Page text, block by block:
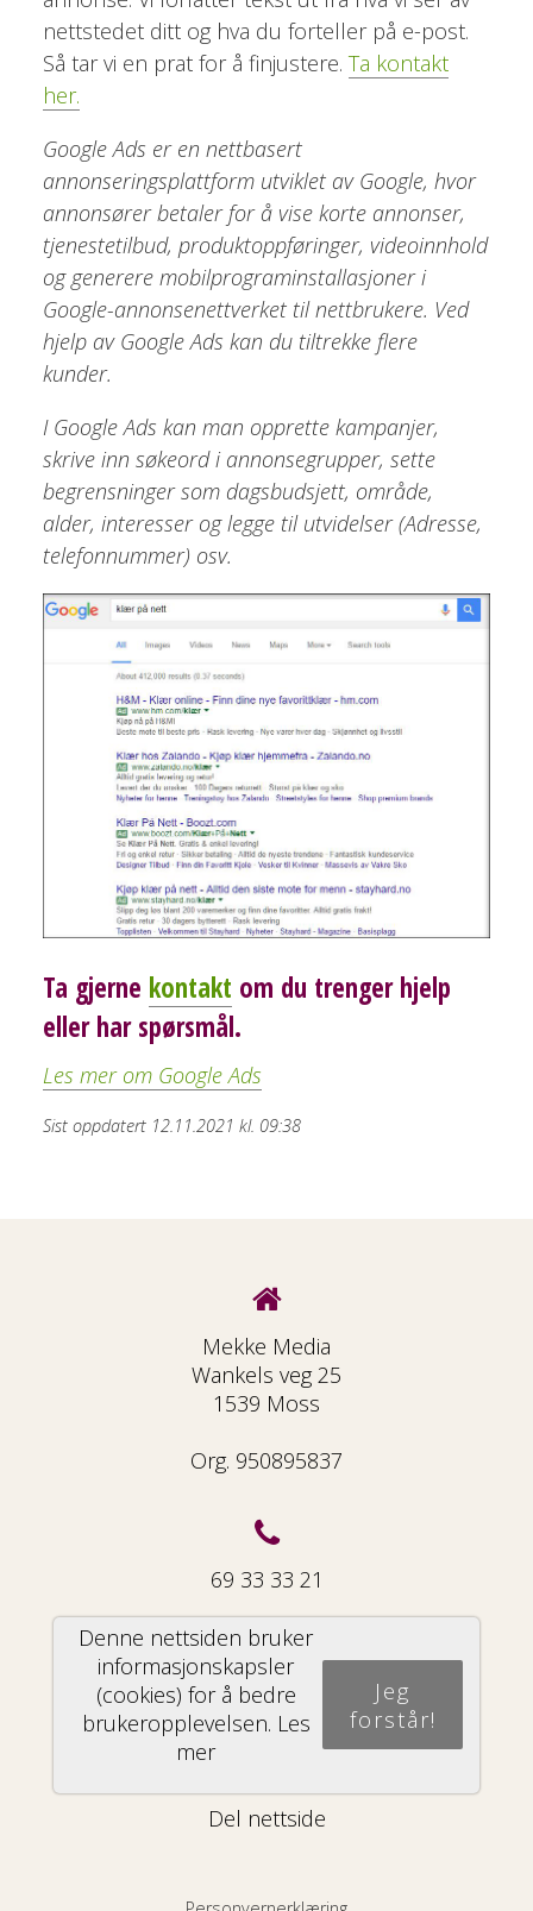
nettstedet ditt og hva du forteller på e-post.
Så tar vi en prat for å finjustere. Ta kontakt
her.
Google Ads er en nettbasert
annonseringsplattform utviklet av Google, hvor
annonsører betaler for å vise korte annonser,
tjenestetilbud, produktoppføringer, videoinnhold
og generere mobilprograminstallasjoner i
Google-annonsenettverket til nettbrukere. Ved
hjelp av Google Ads kan du tiltrekke flere
kunder.
I Google Ads kan man opprette kampanjer,
skrive inn søkeord i annonsegrupper, sette
begrensninger som dagsbudsjett, område,
alder, interesser og legge til utvidelser (Adresse,
telefonnummer) osv.
Ta gjerne kontakt om du trenger hjelp
eller har spørsmål.
Les mer om Google Ads
Sist oppdatert 12.11.2021 kl. 09:38
Mekke Media
Wankels veg 25
1539 Moss
Org. 950895837
69 33 33 21
info@mekke.no
Del nettside
Denne nettsiden bruker
informasjonskapsler
(cookies) for å bedre
brukeropplevelsen. Les
mer
Jeg
forstår!